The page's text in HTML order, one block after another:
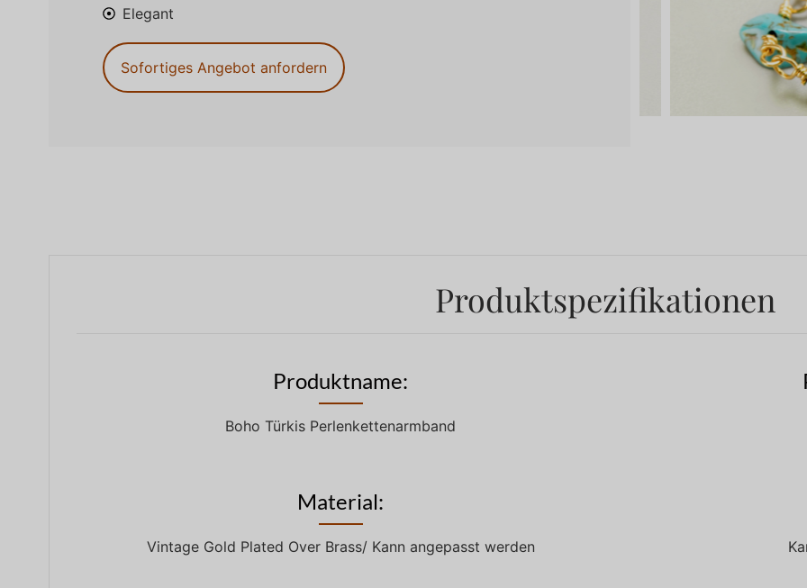
Elegant
Sofortiges Angebot anfordern
Produktspezifikationen
Produktname:
Boho Türkis Perlenkettenarmband
Material:
Vintage Gold Plated Over Brass/ Kann angepasst werden